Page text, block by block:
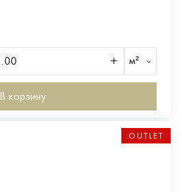
м²
В корзину
OUTLET